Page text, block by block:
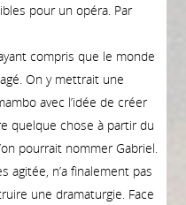
pour un opéra. Par
compris que le monde
On y mettrait une
avec l’idée de créer
quelque chose à partir du
pourrait nommer Gabriel.
agitée, n’a finalement pas
une dramaturgie. Face